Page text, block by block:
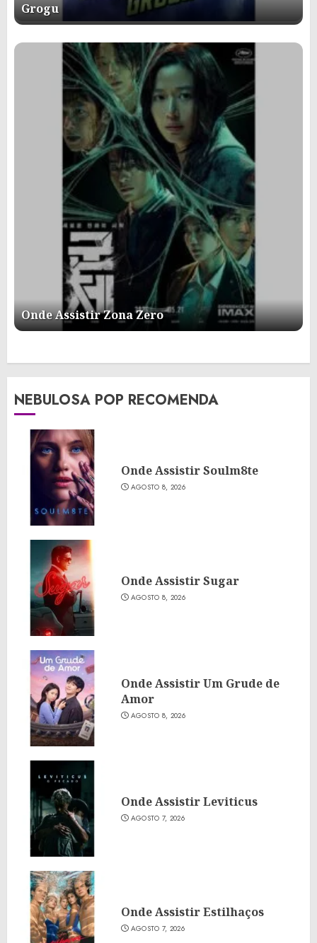
Grogu
Onde Assistir Zona Zero
NEBULOSA POP RECOMENDA
Onde Assistir Soulm8te
AGOSTO 8, 2026
Onde Assistir Sugar
AGOSTO 8, 2026
Onde Assistir Um Grude de
Amor
AGOSTO 8, 2026
Onde Assistir Leviticus
AGOSTO 7, 2026
Onde Assistir Estilhaços
AGOSTO 7, 2026